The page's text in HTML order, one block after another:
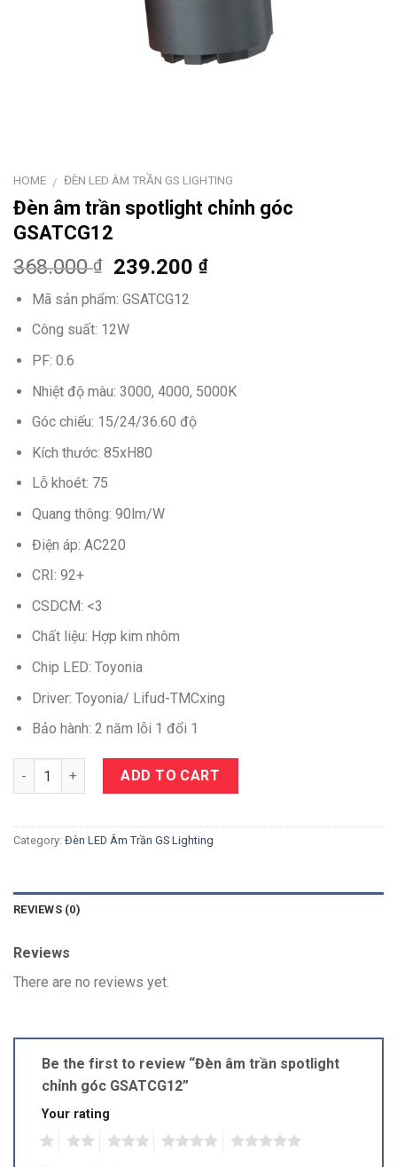
HOME / ĐÈN LED ÂM TRẦN GS LIGHTING
Đèn âm trần spotlight chỉnh góc
GSATCG12
368.000₫ 239.200₫
Mã sản phẩm: GSATCG12
Công suất: 12W
PF: 0.6
Nhiệt độ màu: 3000, 4000, 5000K
Góc chiếu: 15/24/36.60 độ
Kích thước: 85xH80
Lỗ khoét: 75
Quang thông: 90lm/W
Điện áp: AC220
CRI: 92+
CSDCM: <3
Chất liệu: Hợp kim nhôm
Chip LED: Toyonia
Driver: Toyonia/ Lifud-TMCxing
Bảo hành: 2 năm lỗi 1 đổi 1
Quantity ADD TO CART
Category: Đèn LED Âm Trần GS Lighting
REVIEWS (0)
Reviews
There are no reviews yet.
Be the first to review “Đèn âm trần spotlight
chỉnh góc GSATCG12”
Your rating